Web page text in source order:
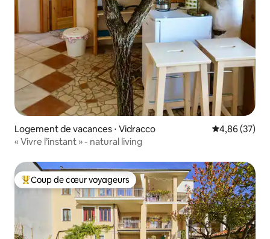
Logement de vacances ⋅ Vidracco Évaluation
4,86 (37)
« Vivre l’instant » - natural living
Coups de cœur voyageurs les plus appréciés
Coup de cœur voyageurs